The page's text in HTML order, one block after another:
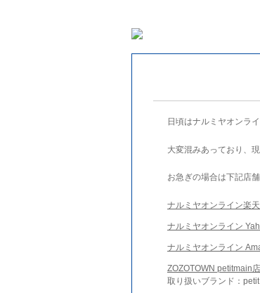
日頃はナルミヤオンラ
大変混みあっており、
お急ぎの場合は下記店
ナルミヤオンライン楽
ナルミヤオンライン
ナルミヤオンライン
ZOZOTOWN petitmain店
取り扱いブランド：